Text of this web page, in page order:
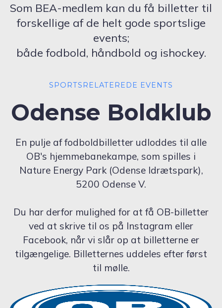
Som BEA-medlem kan du få billetter til
forskellige af de helt gode sportslige
events;
både fodbold, håndbold og ishockey.
SPORTSRELATEREDE EVENTS
Odense Boldklub
En pulje af fodboldbilletter udloddes til alle
OB's hjemmebanekampe, som spilles i
Nature Energy Park (Odense Idrætspark),
5200 Odense V.
Du har derfor mulighed for at få OB-billetter
ved at skrive til os på Instagram eller
Facebook, når vi slår op at billetterne er
tilgængelige. Billetternes uddeles efter først
til mølle.